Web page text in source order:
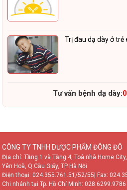
Trị đau dạ dày ở
Tư vấn bệnh dạ dày:
CÔNG TY TNHH DƯỢC PHẨM ĐÔNG ĐÔ
Địa chỉ: Tầng 1 và Tầng 4, Toà nhà Home
Yên Hoà, Q.Cầu Giấy, TP Hà Nội
Điện thoại: 024.355.761.51/52/55
| Fax:
Chi nhánh tại Tp. Hồ Chí Minh: 028.6299.9786